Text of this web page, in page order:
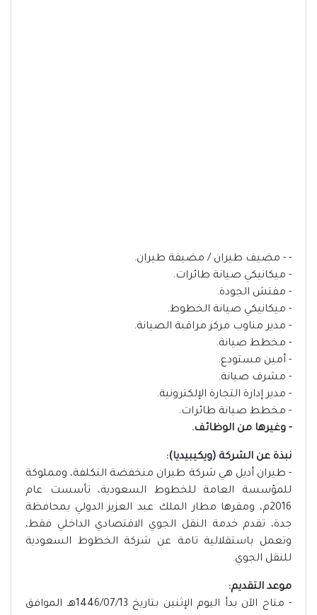
- - مضيف طيران / مضيفة طيران.
- ميكانيكي صيانة طائرات.
- مفتش الجودة.
- ميكانيكي صيانة الخطوط.
- مدير مناوب مركز مراقبة الصيانة.
- مخطط صيانة.
- أمين مستودع.
- مشرف صيانة.
- مدير إدارة التجارة الإلكترونية.
- مخطط صيانة طائرات.
- وغيرها من الوظائف.
نبذة عن الشركة (ويكيبيديا):
- طيران أديل هي شركة طيران منخفضة التكلفة، ومملوكة
للمؤسسة العامة للخطوط السعودية، تأسست عام
2016م، ومقرها مطار الملك عبد العزيز الدولي بمحافظة
جدة، تقدم خدمة النقل الجوي الاقتصادي الداخلي فقط،
وتعمل باستقلالية تامة عن شركة الخطوط السعودية
للنقل الجوي.
موعد التقديم:
- متاح الآن بدأ اليوم الإثنين بتاريخ 1446/07/13هـ الموافق